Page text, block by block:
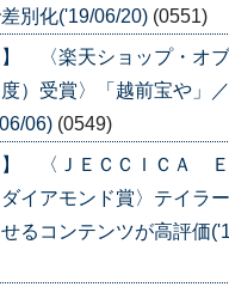
別化('19/06/20) (0551)
】 〈楽天ショップ・オ
）受賞〉「越前宝や」
06) (0549)
】 〈ＪＥＣＣＩＣＡ
イアモンド賞〉テイラ
るコンテンツが高評価